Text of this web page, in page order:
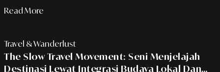
Read More
Travel & Wanderlust
The Slow Travel Movement: Seni Menjelajah
Destinasi Lewat Integrasi Budaya Lokal Dan